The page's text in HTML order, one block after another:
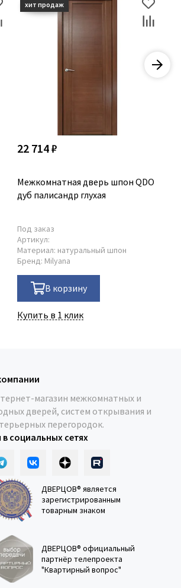
22 714 ₽
Межкомнатная дверь шпон QDO
дуб палисандр глухая
Под заказ
Артикул:
Материал: натуральный шпон
Бренд: Milyana
В корзину
Купить в 1 клик
магазин межкомнатных и
дверей, систем открывания и
перегородок.
социальных сетях
ДВЕРЦОВ® является
зарегистрированным
товарным знаком
ДВЕРЦОВ® официальный
партнёр телепроекта
"Квартирный вопрос"